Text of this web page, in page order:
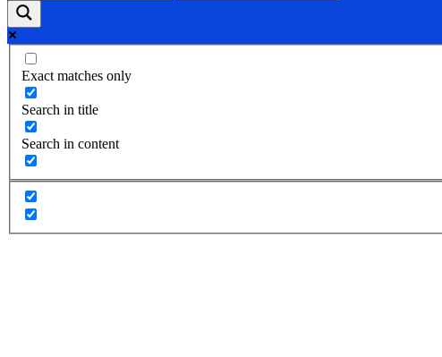
Exact matches only
Search in title
Search in content